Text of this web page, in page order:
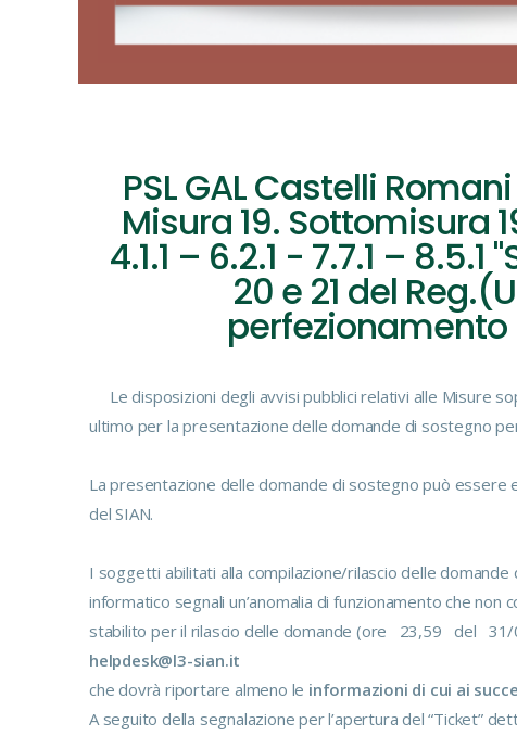
PSL GAL Castelli
Misura 19. Sottomisura
4.1.1 – 6.2.1 - 7.7.1 –
20 e 21 del
Le disposizioni degli avvisi pubblici relativi alle Misure
ultimo per la presentazione delle domande di sostegno
La presentazione delle domande di sostegno può
del SIAN.
I soggetti abilitati alla compilazione/rilascio delle
informatico segnali un’anomalia di funzionamento che
stabilito per il rilascio delle domande (ore 23,59 del
helpdesk@l3-sian.it
che dovrà riportare almeno le informazioni di cui ai
A seguito della segnalazione per l’apertura del “Ticket”